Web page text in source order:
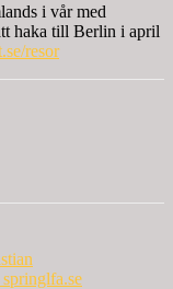
i vår med
haka till Berlin i april
resor